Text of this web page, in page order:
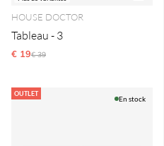
HOUSE DOCTOR
Tableau - 3
€ 19Prix régulier:
€ 39
OUTLET
En stock